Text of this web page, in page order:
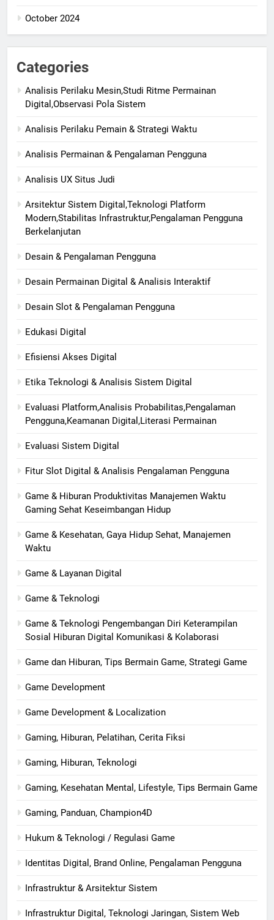
October 2024
Categories
Analisis Perilaku Mesin,Studi Ritme Permainan
Digital,Observasi Pola Sistem
Analisis Perilaku Pemain & Strategi Waktu
Analisis Permainan & Pengalaman Pengguna
Analisis UX Situs Judi
Arsitektur Sistem Digital,Teknologi Platform
Modern,Stabilitas Infrastruktur,Pengalaman Pengguna
Berkelanjutan
Desain & Pengalaman Pengguna
Desain Permainan Digital & Analisis Interaktif
Desain Slot & Pengalaman Pengguna
Edukasi Digital
Efisiensi Akses Digital
Etika Teknologi & Analisis Sistem Digital
Evaluasi Platform,Analisis Probabilitas,Pengalaman
Pengguna,Keamanan Digital,Literasi Permainan
Evaluasi Sistem Digital
Fitur Slot Digital & Analisis Pengalaman Pengguna
Game & Hiburan Produktivitas Manajemen Waktu
Gaming Sehat Keseimbangan Hidup
Game & Kesehatan, Gaya Hidup Sehat, Manajemen
Waktu
Game & Layanan Digital
Game & Teknologi
Game & Teknologi Pengembangan Diri Keterampilan
Sosial Hiburan Digital Komunikasi & Kolaborasi
Game dan Hiburan, Tips Bermain Game, Strategi Game
Game Development
Game Development & Localization
Gaming, Hiburan, Pelatihan, Cerita Fiksi
Gaming, Hiburan, Teknologi
Gaming, Kesehatan Mental, Lifestyle, Tips Bermain Game
Gaming, Panduan, Champion4D
Hukum & Teknologi / Regulasi Game
Identitas Digital, Brand Online, Pengalaman Pengguna
Infrastruktur & Arsitektur Sistem
Infrastruktur Digital, Teknologi Jaringan, Sistem Web